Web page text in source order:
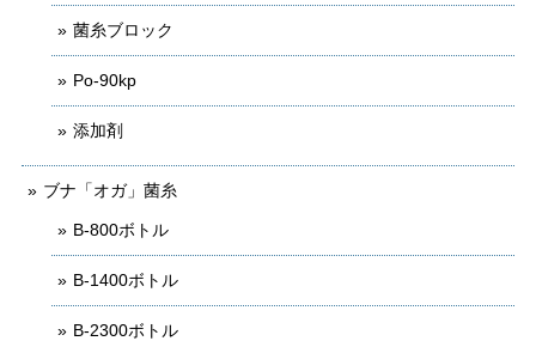
菌糸ブロック
Po-90kp
添加剤
ブナ「オガ」菌糸
B-800ボトル
B-1400ボトル
B-2300ボトル